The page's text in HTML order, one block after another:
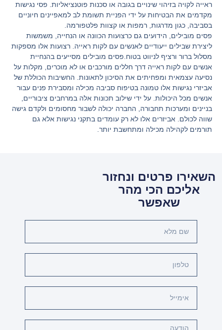
ראייה לקויה בזיהוי שינויים בגובה או סכנות פוטנציאליות. פסי נגישות
מקדמים את הבטיחות על ידי הפניית תשומת לב למאפיינים חיוניים
בסביבה, כגון מדרגות, רמפות או קצוות פלטפורמה.
פסים מובילים, הידועים גם כרצועות הכוונה או הנחייה, משמשות
ליצירת שבילים ייעודיים לאנשים עם לקות ראייה. רצועות אלו מספקות
מסלול ברור ורציף לניווט בטוח.פסים מובילים מסייעים בהנחיית
אנשים עם לקות ראייה דרך חללים מורכבים או לא מוכרים, מקלות על
נסיעה עצמאית ומפחיתים את הסיכון לתאונות. החשיבות הכוללת של
אביזרי נגישות אלו טמונה בטיפוח סביבה מכילה ומסבירת פנים עבור
אנשים מכל היכולות. על ידי שילוב תכונות אלה במרחבים ציבוריים,
בניינים ומערכות תחבורה, החברה יכולה לשבור מחסומים ולקדם גישה
שווה לכולם. אביזרים אלו לא רק עומדים בתקני נגישות אלא גם
תורמים לקהילה מכילה ומתחשבת יותר.
השאירו פרטים ונחזור
אליכם הכי מהר
שאפשר
מלא